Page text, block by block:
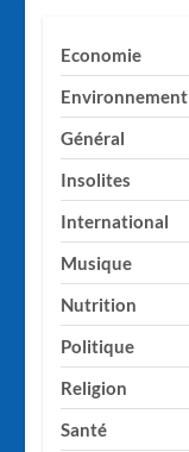
Economie
Environnement
Général
Insolites
International
Musique
Nutrition
Politique
Religion
Santé